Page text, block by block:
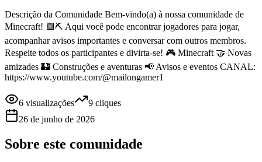
Descrição da Comunidade Bem-vindo(a) à nossa comunidade de
Minecraft! 🟩⛏️ Aqui você pode encontrar jogadores para jogar,
acompanhar avisos importantes e conversar com outros membros.
Respeite todos os participantes e divirta-se! 🎮 Minecraft 🤝 Novas
amizades 🏰 Construções e aventuras 📢 Avisos e eventos CANAL:
https://www.youtube.com/@mailongamer1
6 visualizações 9 cliques
26 de junho de 2026
Sobre este comunidade